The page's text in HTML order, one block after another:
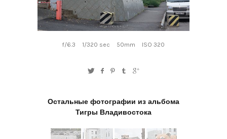
f/6.3 1/320 sec 50mm ISO 320
Остальные фотографии из альбома
Тигры Владивостока